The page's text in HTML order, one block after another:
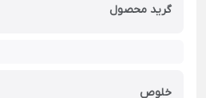
گرید محصول
خلوص